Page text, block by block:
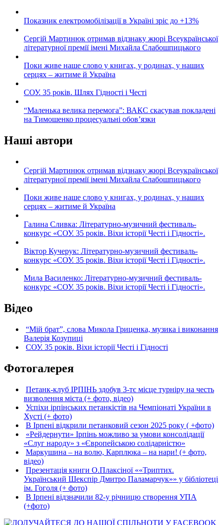
Показник електромобілізації в Україні зріс до +13%
Сергій Мартинюк отримав відзнаку жюрі Всеукраїнської
літературної премії імені Михайла Слабошпицького
Поки живе наше слово у книгах, у родинах, у наших
серцях – житиме й Україна
СОУ. 35 років. Шлях Гідності і Честі
“Маленька велика перемога”: ВАКС скасував покладені
на Тимошенко процесуальні обов’язки
Наші автори
Сергій Мартинюк отримав відзнаку жюрі Всеукраїнської
літературної премії імені Михайла Слабошпицького
Поки живе наше слово у книгах, у родинах, у наших
серцях – житиме й Україна
Галина Сливка: Літературно-музичний фестиваль-
конкурс «СОУ. 35 років. Віхи історії Честі і Гідності».
Віктор Кучерук: Літературно-музичний фестиваль-
конкурс «СОУ. 35 років. Віхи історії Честі і Гідності».
Мила Василенко: Літературно-музичний фестиваль-
конкурс «СОУ. 35 років. Віхи історії Честі і Гідності».
Відео
“Мій брат”, слова Микола Гриценка, музика і виконання
Валерія Козупиці
СОУ. 35 років. Віхи історії Честі і Гідності
Фотогалерея
Петанк-клуб ІРПІНЬ здобув 3-тє місце турніру на честь
визволення міста (+ фото, відео)
Успіхи ірпінських петанкістів на Чемпіонаті України в
Хусті (+ фото)
В Ірпені відкрили петанковий сезон 2025 року ( +фото)
«Рейдернути» Ірпінь можливо за умови консолідації
«Слуг народу» з «Європейською солідарністю»
Маркушина – на волю, Карплюка – на нари! (+ фото,
відео)
Презентація книги О.Плаксіної ««Триптих.
Український Шекспір Дмитро Паламарчук»» у бібліотеці
ім. Гоголя (+ фото)
В Ірпені відзначили 82-у річницю створення УПА
(+фото)